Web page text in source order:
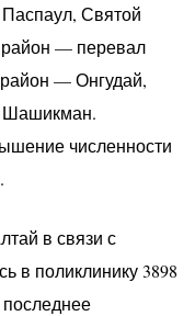
Святой
район — перевал
— Онгудай,
Шашикман.
численности
в связи с
в поликлинику 3898